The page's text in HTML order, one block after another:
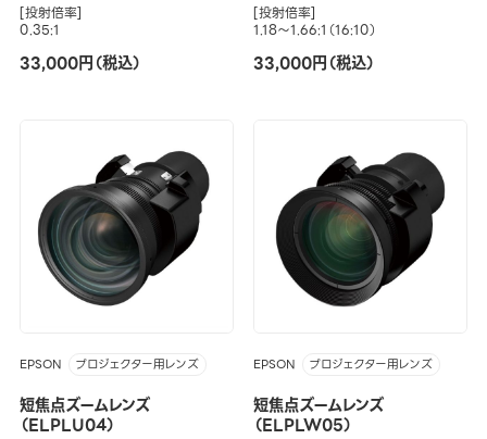
[投射倍率]
0.35:1
33,000円（税込）
[投射倍率]
1.18～1.66:1（16:10）
33,000円（税込）
EPSON プロジェクター用レンズ
短焦点ズームレンズ
（ELPLU04）
EPSON プロジェクター用レンズ
短焦点ズームレンズ
（ELPLW05）